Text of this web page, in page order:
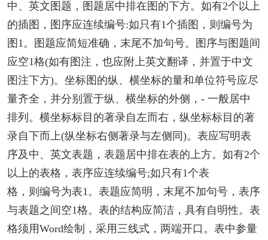
中、英文图题，图题居中排在图的下方。如有2个以上
的插图，图序应连续编号:如只有1个插图，则编号为
图1。图题应简短准确，末尾不加句号。图序与图题间
应空1格(如有图注，也应附上英文翻译，并置于中文
图注下方)。坐标图的纵、横坐标的量和单位符号应尽
量齐全，并分别置于纵、横坐标的外侧，- 一般居中
排列。横坐标标目的著录自左而右，纵坐标标目的著
录自下而上(纵坐标右侧著录与左侧同)。表应写明表
序及中、英文表题，表题居中排在表的上方。如有2个
以上的表格，表序应连续编号;如只有1个表
格，则编号为表1。表题应简明，末尾不加句号，表序
与表题之间空1格。表的结构应简洁，具有自明性。表
格须用Word绘制，采用三线式，两端开口。表中参量